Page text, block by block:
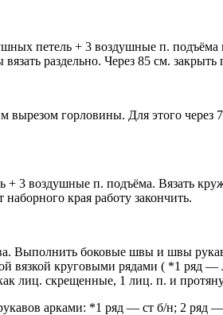
петель + 3 воздушные п.
раздельно. Через 85 см. закрыть
вырезом горловины. Для этого
+ 3 воздушные п. подъёма. Вязать
края работу закончить.
Выполнить боковые швы и швы
вязкой круговыми рядами ( *1
лиц. скрещенные, 1 лиц. п. и
арками: *1 ряд — ст б/н; 2 ряд